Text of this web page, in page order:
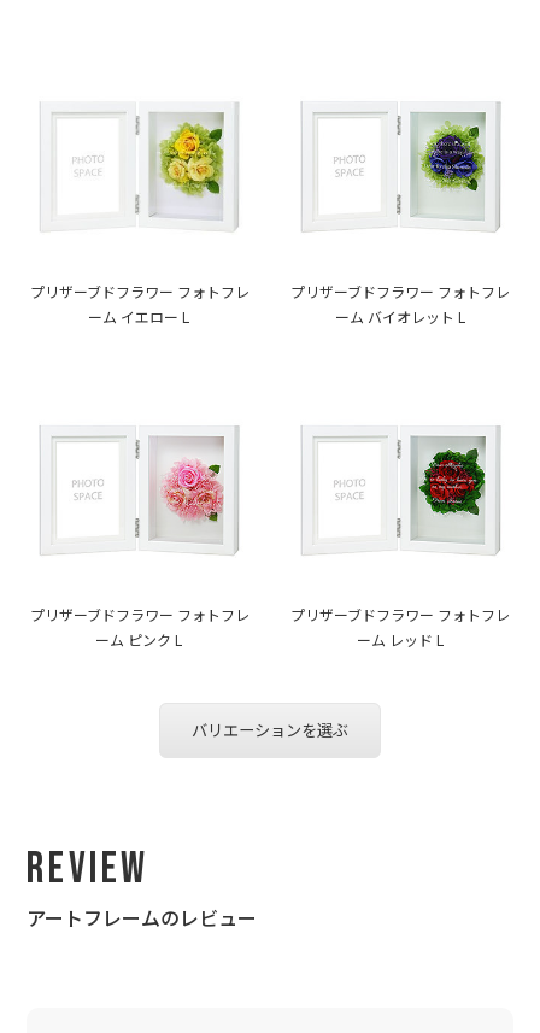
プリザーブドフラワー フォトフレ
ーム イエロー L
プリザーブドフラワー フォトフレ
ーム バイオレット L
プリザーブドフラワー フォトフレ
ーム ピンク L
プリザーブドフラワー フォトフレ
ーム レッド L
バリエーションを選ぶ
Review
アートフレームのレビュー